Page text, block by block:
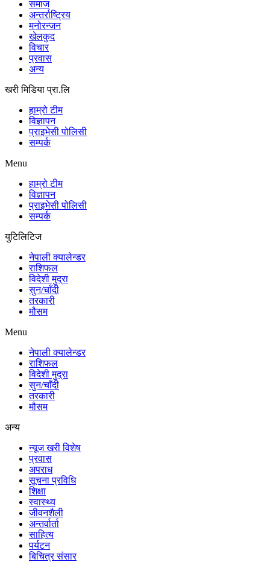
समाज
अन्तर्राष्ट्रिय
मनोरन्जन
खेलकुद
विचार
प्रवास
अन्य
खरी मिडिया प्रा.लि
हाम्रो टीम
विज्ञापन
प्राइभेसी पोलिसी
सम्पर्क
Menu
हाम्रो टीम
विज्ञापन
प्राइभेसी पोलिसी
सम्पर्क
युटिलिटिज
नेपाली क्यालेन्डर
राशिफल
विदेशी मुद्रा
सुन/चाँदी
तरकारी
मौसम
Menu
नेपाली क्यालेन्डर
राशिफल
विदेशी मुद्रा
सुन/चाँदी
तरकारी
मौसम
अन्य
न्यूज खरी विशेष
प्रवास
अपराध
सूचना प्रविधि
शिक्षा
स्वास्थ्य
जीवनशैली
अन्तर्वार्ता
साहित्य
पर्यटन
बिचित्र संसार